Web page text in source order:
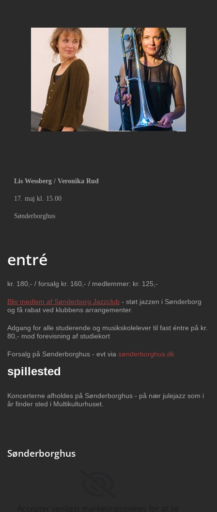
Lis Wessberg / Veronika Rud
17. maj kl. 15.00
Sønderborghus
entré
kr. 180,- / forsalg kr. 160,- / medlemmer: kr. 125,-
Bliv medlem af Sønderborg Jazzclub - støt jazzen i Sønderborg
og få rabat ved klubbens arrangementer.
Adgang for alle studerende og musikskolelever til fast éntre på kr.
80,- mod forevisning af studiekort
Forsalg på Sønderborghus - evt via sønderborghus.dk
spillested
Koncerterne afholdes på Sønderborghus - på nær julejazz som i
år finder sted i Multikulturhuset.
Sønderborghus